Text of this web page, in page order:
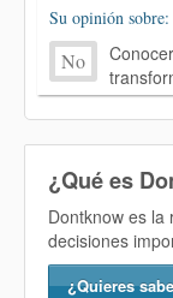
Su opinión
No
¿Qué es
Dontknow es la
decisiones
¿Quieres